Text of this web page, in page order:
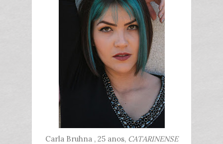
Carla Bruhna , 25 anos,CATARINENSE